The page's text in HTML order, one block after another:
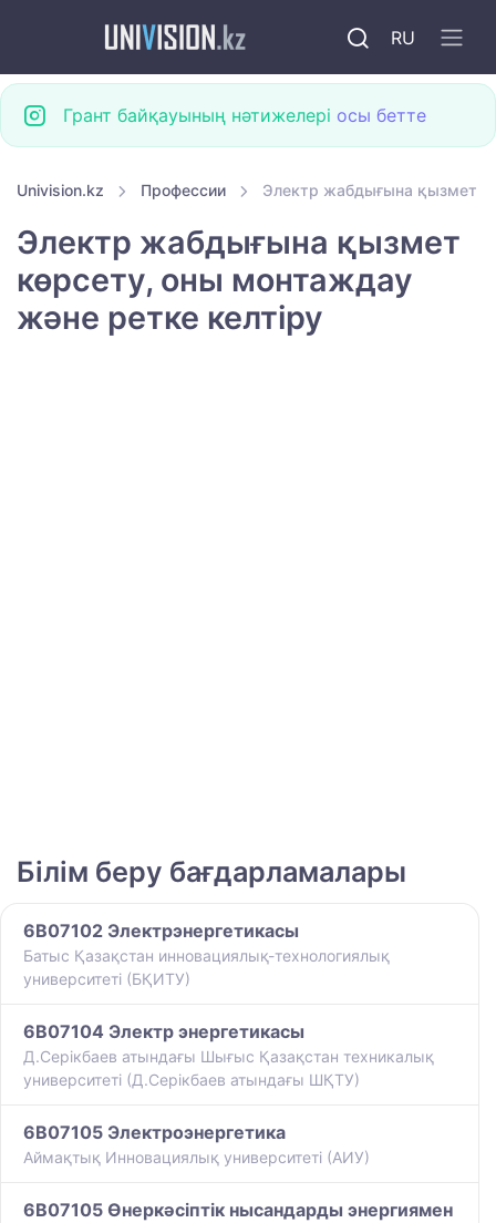
RU
Грант байқауының нәтижелері осы бетте
Univision.kz Профессии Электр жабдығына қызмет
Электр жабдығына қызмет
көрсету, оны монтаждау
және ретке келтіру
Білім беру бағдарламалары
6B07102 Электрэнергетикасы
Батыс Қазақстан инновациялық-технологиялық
университеті (БҚИТУ)
6B07104 Электр энергетикасы
Д.Серікбаев атындағы Шығыс Қазақстан техникалық
университеті (Д.Серікбаев атындағы ШҚТУ)
6B07105 Электроэнергетика
Аймақтық Инновациялық университеті (АИУ)
6B07105 Өнеркәсіптік нысандарды энергиямен